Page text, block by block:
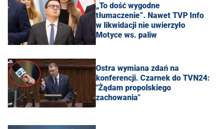
„To dość wygodne
tłumaczenie”. Nawet TVP Info
w likwidacji nie uwierzyło
Motyce ws. paliw
Ostra wymiana zdań na
konferencji. Czarnek do TVN24:
"Żądam propolskiego
zachowania"